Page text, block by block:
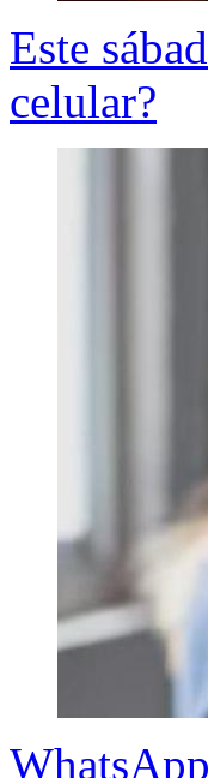
Este
celular?